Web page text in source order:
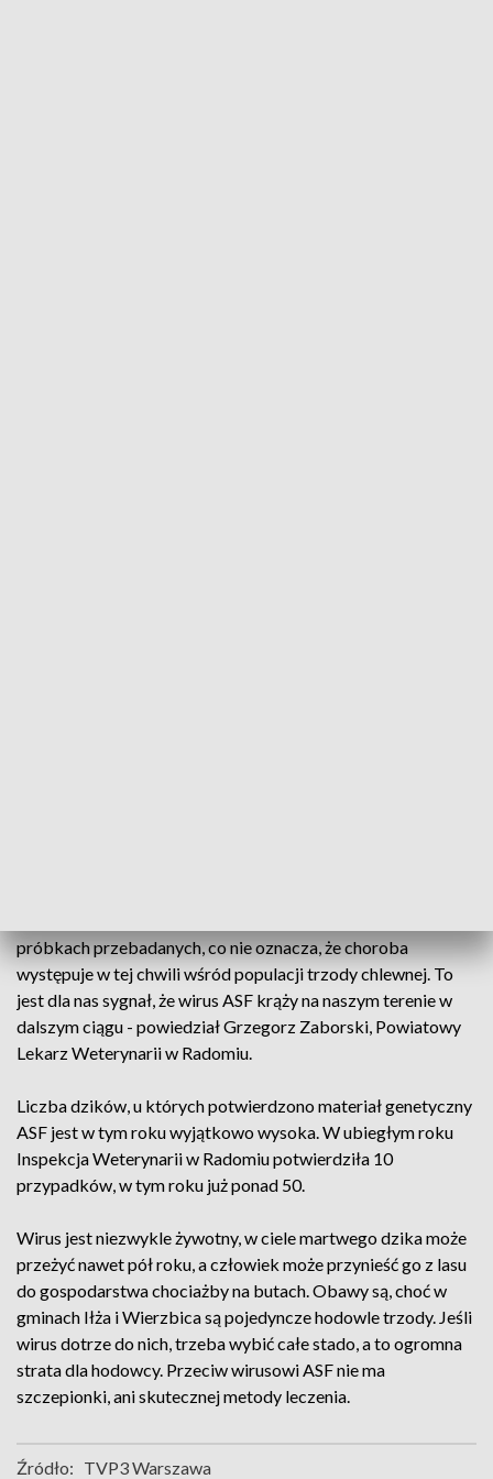
próbkach przebadanych, co nie oznacza, że choroba
występuje w tej chwili wśród populacji trzody chlewnej. To
jest dla nas sygnał, że wirus ASF krąży na naszym terenie w
dalszym ciągu - powiedział Grzegorz Zaborski, Powiatowy
Lekarz Weterynarii w Radomiu.
Liczba dzików, u których potwierdzono materiał genetyczny
ASF jest w tym roku wyjątkowo wysoka. W ubiegłym roku
Inspekcja Weterynarii w Radomiu potwierdziła 10
przypadków, w tym roku już ponad 50.
Wirus jest niezwykle żywotny, w ciele martwego dzika może
przeżyć nawet pół roku, a człowiek może przynieść go z lasu
do gospodarstwa chociażby na butach. Obawy są, choć w
gminach Iłża i Wierzbica są pojedyncze hodowle trzody. Jeśli
wirus dotrze do nich, trzeba wybić całe stado, a to ogromna
strata dla hodowcy. Przeciw wirusowi ASF nie ma
szczepionki, ani skutecznej metody leczenia.
Źródło: TVP3 Warszawa